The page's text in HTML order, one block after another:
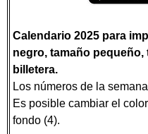
Calendario 2025 para
negro, tamaño pequeño,
billetera.
Los números de la
Es posible cambiar el
fondo (4).